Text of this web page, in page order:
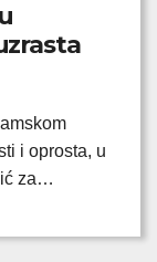
i oprosta, u
za…